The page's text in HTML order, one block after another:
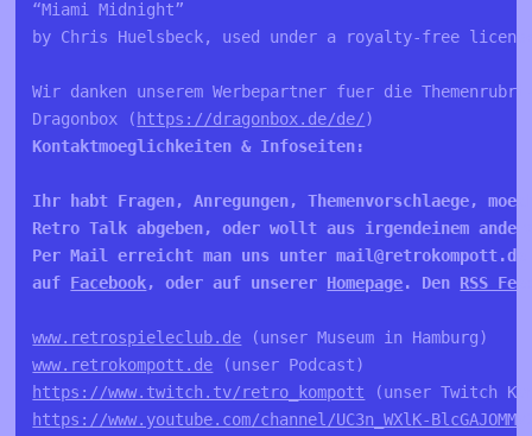
“Miami Midnight”
by Chris Huelsbeck, used under a royalty-free
Wir danken unserem Werbepartner fuer die
Dragonbox ( https://dragonbox.de/de/
Kontaktmoeglichkeiten & Infoseiten:
Ihr habt Fragen, Anregungen, Themenvorschlaege,
Retro Talk abgeben, oder wollt aus irgendeinem
Per Mail erreicht man uns unter
auf Facebook, oder auf unserer Homepage. Den RSS
www.retrospieleclub.de
www.retrokompott.de
https://www.twitch.tv/retro_kompott
https://www.youtube.com/channel/UC3n_WXlK-